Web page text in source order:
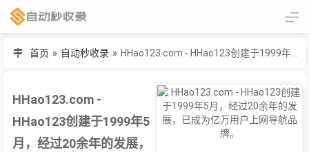
首页 » 自动秒收录 »
HHao123.com -
HHao123创建于1999年5
月，经过20余年的发展，